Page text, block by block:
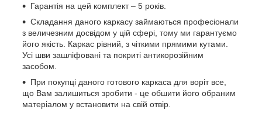
Гарантія на цей комплект – 5 років.
Складання даного каркасу займаються професіонали
з величезним досвідом у цій сфері, тому ми гарантуємо
його якість. Каркас рівний, з чіткими прямими кутами.
Усі шви зашліфовані та покриті антикорозійним
засобом.
При покупці даного готового каркаса для воріт все,
що Вам залишиться зробити - це обшити його обраним
матеріалом у встановити на свій отвір.